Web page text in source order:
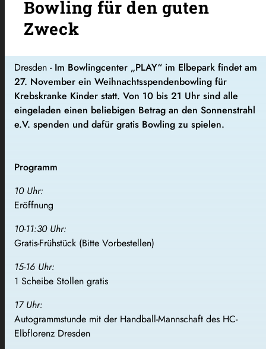
Bowling für den guten
Zweck
Dresden - Im Bowlingcenter „PLAY“ im Elbepark findet am
27. November ein Weihnachtsspendenbowling für
Krebskranke Kinder statt. Von 10 bis 21 Uhr sind alle
eingeladen einen beliebigen Betrag an den Sonnenstrahl
e.V. spenden und dafür gratis Bowling zu spielen.
Programm
10 Uhr:
Eröffnung
10-11:30 Uhr:
Gratis-Frühstück (Bitte Vorbestellen)
15-16 Uhr:
1 Scheibe Stollen gratis
17 Uhr:
Autogrammstunde mit der Handball-Mannschaft des HC-
Elbflorenz Dresden